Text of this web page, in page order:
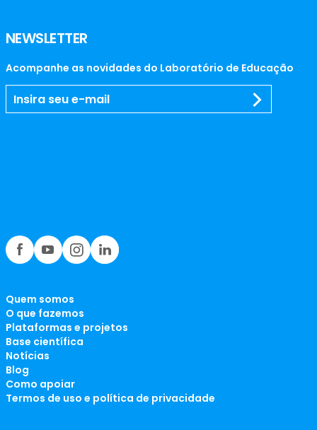
NEWSLETTER
Acompanhe as novidades do Laboratório de Educação
Quem somos
O que fazemos
Plataformas e projetos
Base científica
Notícias
Blog
Como apoiar
Termos de uso e política de privacidade